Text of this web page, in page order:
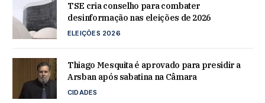
TSE cria conselho para combater
desinformação nas eleições de 2026
ELEIÇÕES 2026
Thiago Mesquita é aprovado para presidir a
Arsban após sabatina na Câmara
CIDADES